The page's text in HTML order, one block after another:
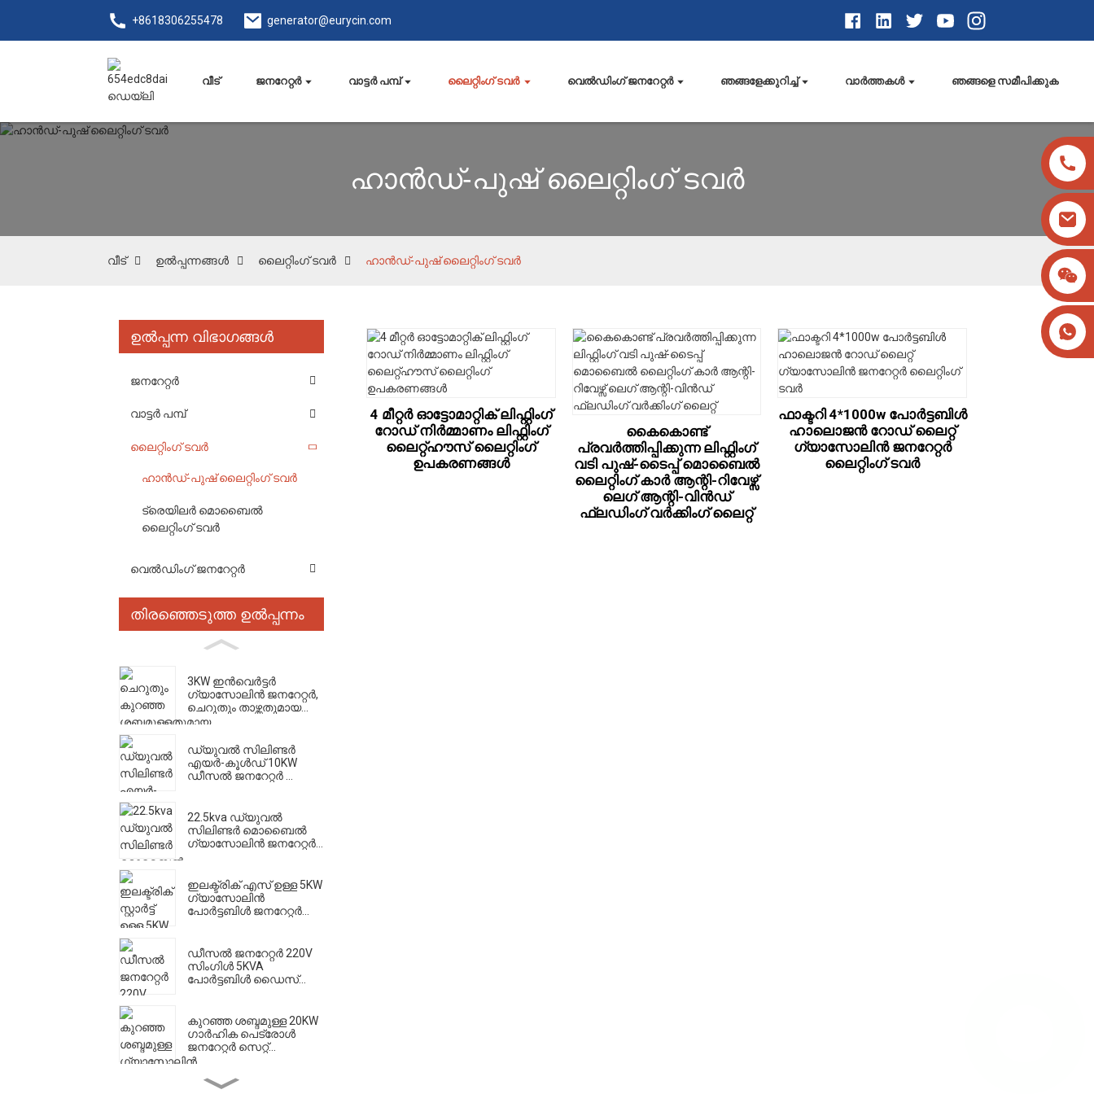
+8618306255478 generator@eurycin.com
വീട് ജനറേറ്റർ വാട്ടർ പമ്പ് ലൈറ്റിംഗ് ടവർ വെൽഡിംഗ് ജനറേറ്റർ ഞങ്ങളേക്കുറിച്ച് വാർത്തകൾ ഞങ്ങളെ സമീപിക്കുക
ഹാൻഡ്-പുഷ് ലൈറ്റിംഗ് ടവർ
വീട് ഉൽപ്പന്നങ്ങൾ ലൈറ്റിംഗ് ടവർ ഹാൻഡ്-പുഷ് ലൈറ്റിംഗ് ടവർ
ഉൽപ്പന്ന വിഭാഗങ്ങൾ
ജനറേറ്റർ
വാട്ടർ പമ്പ്
ലൈറ്റിംഗ് ടവർ
ഹാൻഡ്-പുഷ് ലൈറ്റിംഗ് ടവർ
ട്രെയിലർ മൊബൈൽ
ലൈറ്റിംഗ് ടവർ
വെൽഡിംഗ് ജനറേറ്റർ
തിരഞ്ഞെടുത്ത ഉൽപ്പന്നം
3KW ഇൻവെർട്ടർ
ഗ്യാസോലിൻ ജനറേറ്റർ,
ചെറുതും താഴ്ന്നതുമായ...
ഡ്യുവൽ സിലിണ്ടർ
എയർ-കൂൾഡ് 10KW
ഡീസൽ ജനറേറ്റർ ...
22.5kva ഡ്യുവൽ
സിലിണ്ടർ മൊബൈൽ
ഗ്യാസോലിൻ ജനറേറ്റർ...
ഇലക്ട്രിക് എസ് ഉള്ള 5KW
ഗ്യാസോലിൻ
പോർട്ടബിൾ ജനറേറ്റർ...
ഡീസൽ ജനറേറ്റർ 220V
സിംഗിൾ 5KVA
പോർട്ടബിൾ ഡൈസ്...
കുറഞ്ഞ ശബ്ദമുള്ള 20KW
ഗാർഹിക പെട്രോൾ
ജനറേറ്റർ സെറ്റ്...
ഹൈ ഫ്ലോ ഡീസൽ
4 മീറ്റർ ഓട്ടോമാറ്റിക് ലിഫ്റ്റിംഗ്
റോഡ് നിർമ്മാണം ലിഫ്റ്റിംഗ്
ലൈറ്റ്ഹൗസ് ലൈറ്റിംഗ്
ഉപകരണങ്ങൾ
കൈകൊണ്ട്
പ്രവർത്തിപ്പിക്കുന്ന ലിഫ്റ്റിംഗ്
വടി പുഷ്-ടൈപ്പ് മൊബൈൽ
ലൈറ്റിംഗ് കാർ ആന്റി-റിവേഴ്സ്
ലെഗ് ആന്റി-വിൻഡ്
ഫ്ലഡിംഗ് വർക്കിംഗ് ലൈറ്റ്
ഫാക്ടറി 4*1000w പോർട്ടബിൾ
ഹാലൊജൻ റോഡ് ലൈറ്റ്
ഗ്യാസോലിൻ ജനറേറ്റർ
ലൈറ്റിംഗ് ടവർ